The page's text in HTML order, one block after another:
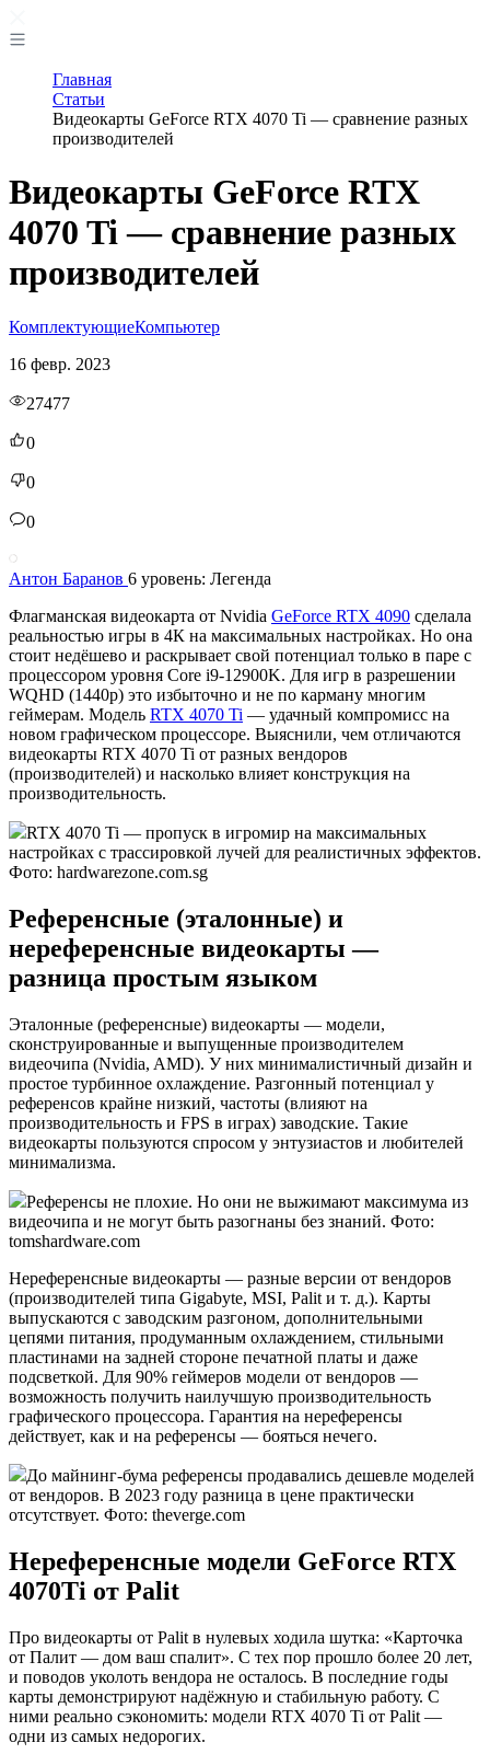
Главная
Статьи
Видеокарты GeForce RTX 4070 Ti — сравнение разных
производителей
Видеокарты GeForce RTX
4070 Ti — сравнение разных
производителей
КомплектующиеКомпьютер
16 февр. 2023
27477
0
0
0
Антон Баранов 6 уровень: Легенда
Флагманская видеокарта от Nvidia GeForce RTX 4090 сделала
реальностью игры в 4К на максимальных настройках. Но она
стоит недёшево и раскрывает свой потенциал только в паре с
процессором уровня Core i9-12900K. Для игр в разрешении
WQHD (1440p) это избыточно и не по карману многим
геймерам. Модель RTX 4070 Ti — удачный компромисс на
новом графическом процессоре. Выяснили, чем отличаются
видеокарты RTX 4070 Ti от разных вендоров
(производителей) и насколько влияет конструкция на
производительность.
RTX 4070 Ti — пропуск в игромир на максимальных
настройках с трассировкой лучей для реалистичных эффектов.
Фото: hardwarezone.com.sg
Референсные (эталонные) и
нереференсные видеокарты —
разница простым языком
Эталонные (референсные) видеокарты — модели,
сконструированные и выпущенные производителем
видеочипа (Nvidia, AMD). У них минималистичный дизайн и
простое турбинное охлаждение. Разгонный потенциал у
референсов крайне низкий, частоты (влияют на
производительность и FPS в играх) заводские. Такие
видеокарты пользуются спросом у энтузиастов и любителей
минимализма.
Референсы не плохие. Но они не выжимают максимума из
видеочипа и не могут быть разогнаны без знаний. Фото:
tomshardware.com
Нереференсные видеокарты — разные версии от вендоров
(производителей типа Gigabyte, MSI, Palit и т. д.). Карты
выпускаются с заводским разгоном, дополнительными
цепями питания, продуманным охлаждением, стильными
пластинами на задней стороне печатной платы и даже
подсветкой. Для 90% геймеров модели от вендоров —
возможность получить наилучшую производительность
графического процессора. Гарантия на нереференсы
действует, как и на референсы — бояться нечего.
До майнинг-бума референсы продавались дешевле моделей
от вендоров. В 2023 году разница в цене практически
отсутствует. Фото: theverge.com
Нереференсные модели GeForce RTX
4070Ti от Palit
Про видеокарты от Palit в нулевых ходила шутка: «Карточка
от Палит — дом ваш спалит». С тех пор прошло более 20 лет,
и поводов уколоть вендора не осталось. В последние годы
карты демонстрируют надёжную и стабильную работу. С
ними реально сэкономить: модели RTX 4070 Ti от Palit —
одни из самых недорогих.